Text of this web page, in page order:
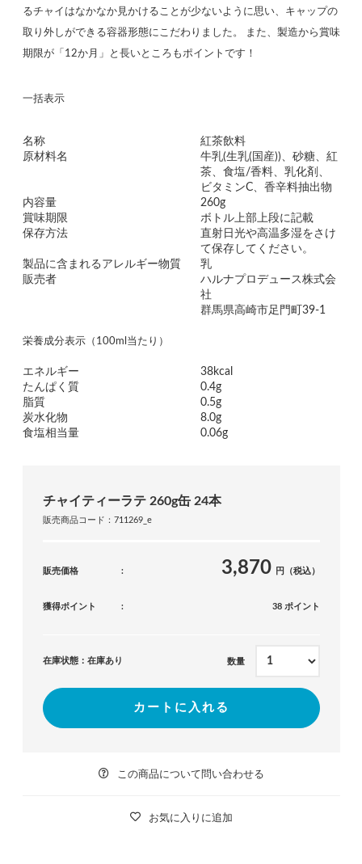
るチャイはなかなか見かけることが少ないように思い、キャップの
取り外しができる容器形態にこだわりました。 また、製造から賞味
期限が「12か月」と長いところもポイントです！
一括表示
名称
紅茶飲料
原材料名
牛乳(生乳(国産))、砂糖、紅
茶、食塩/香料、乳化剤、
ビタミンC、香辛料抽出物
内容量
260g
賞味期限
ボトル上部上段に記載
保存方法
直射日光や高温多湿をさけ
て保存してください。
製品に含まれるアレルギー物質
乳
販売者
ハルナプロデュース株式会
社
群馬県高崎市足門町39-1
栄養成分表示（100ml当たり）
エネルギー
38kcal
たんぱく質
0.4g
脂質
0.5g
炭水化物
8.0g
食塩相当量
0.06g
チャイティーラテ 260g缶 24本
販売商品コード：711269_e
販売価格 3,870 円（税込）
獲得ポイント 38 ポイント
在庫状態：在庫あり 数量
カートに入れる
この商品について問い合わせる
お気に入りに追加